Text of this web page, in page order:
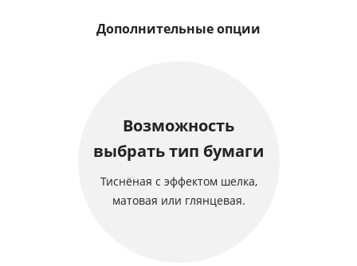
Дополнительные опции
Возможность
выбрать тип бумаги
Тиснёная с эффектом шелка,
матовая или глянцевая.